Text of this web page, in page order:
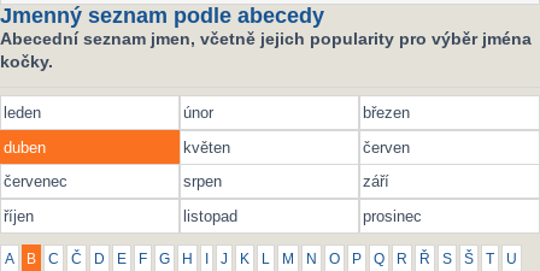
Jmenný seznam podle abecedy
Abecední seznam jmen, včetně jejich popularity pro výběr jména
kočky.
leden únor
březen
duben
květen
červen
červenec
srpen
září
říjen
listopad prosinec
A B C Č D E F G H J K L M N O P Q R Ř S Š U